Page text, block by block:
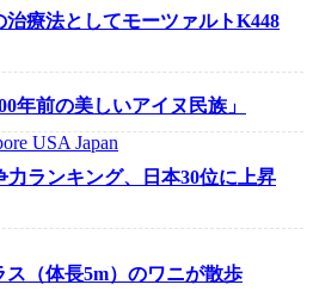
療法としてモーツァルトK448
年前の美しいアイヌ民族」
力ランキング、日本30位に上昇
ス（体長5m）のワニが散歩